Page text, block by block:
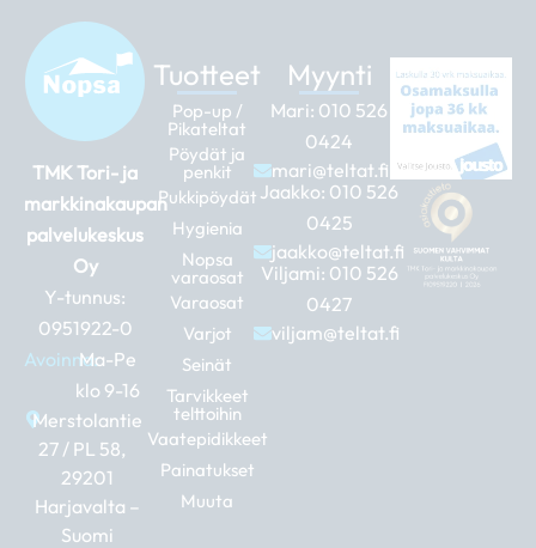
TMK Tori- ja
markkinakaupan
palvelukeskus
Oy
Y-tunnus:
0951922-0
Avoinna:Ma-Pe
klo 9-16
Merstolantie
27 / PL 58,
29201
Harjavalta –
Suomi
Tuotteet
Pop-up /
Pikateltat
Pöydät ja
penkit
Pukkipöydät
Hygienia
Nopsa
varaosat
Varaosat
Varjot
Seinät
Tarvikkeet
telttoihin
Vaatepidikkeet
Painatukset
Muuta
Myynti
Mari: 010 526
0424
mari@teltat.fi
Jaakko: 010 526
0425
jaakko@teltat.fi
Viljami: 010 526
0427
viljam@teltat.fi